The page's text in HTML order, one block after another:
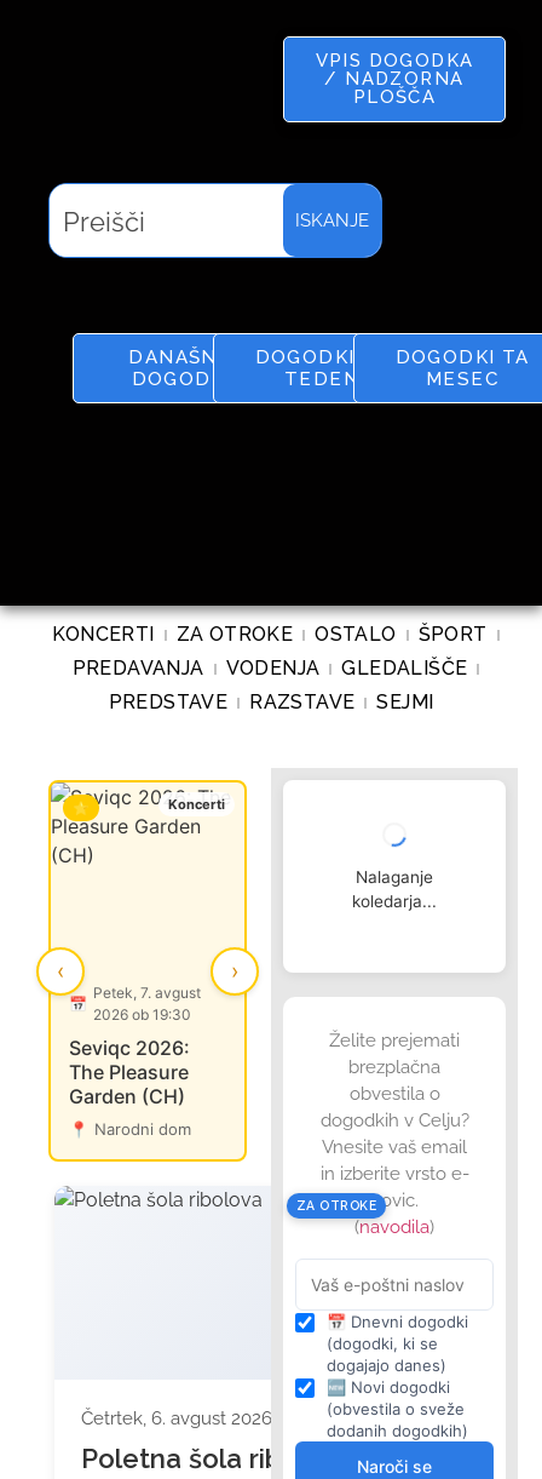
VPIS DOGODKA
/ NADZORNA
PLOŠČA
ISKANJE
DANAŠNJI
DOGODKI
DOGODKI TA
TEDEN
DOGODKI TA
MESEC
KONCERTI ZA OTROKE OSTALO
ŠPORT
PREDAVANJA
VODENJA
GLEDALIŠČE
PREDSTAVE
RAZSTAVE SEJMI
‹ ›
⭐ Koncerti
📅
Petek, 7. avgust
2026 ob 19:30
Seviqc 2026:
The Pleasure
Garden (CH)
📍 Narodni dom
📅
Nedelja, 9. avgust
Srednjeveško
ustvarjanje in
okušanje
Celjski stari grad
Torek,
ZA OTROKE
Četrtek, 6. avgust 2026 ob 17:00
Poletna šola ribolova
Nalaganje
koledarja...
Želite prejemati
brezplačna
obvestila o
dogodkih v Celju?
Vnesite vaš email
in izberite vrsto e-
novic.
(navodila)
📅 Dnevni dogodki
(dogodki, ki se
dogajajo danes)
🆕 Novi dogodki
(obvestila o sveže
dodanih dogodkih)
Naroči se